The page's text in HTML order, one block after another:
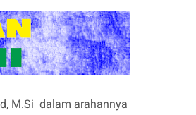
M.Si dalam arahannya